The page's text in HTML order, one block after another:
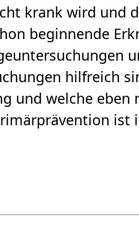
krank wird und
beginnende
hilfreich
und welche eben
ist